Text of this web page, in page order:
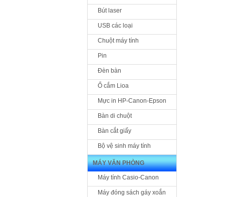
Bút laser
USB các loại
Chuột máy tính
Pin
Đèn bàn
Ổ cắm Lioa
Mực in HP-Canon-Epson
Bàn di chuột
Bàn cắt giấy
Bộ vệ sinh máy tính
MÁY VĂN PHÒNG
Máy tính Casio-Canon
Máy đóng sách gáy xoắn